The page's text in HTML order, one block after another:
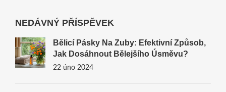
NEDÁVNÝ PŘÍSPĚVEK
Bělicí Pásky Na Zuby: Efektivní Způsob,
Jak Dosáhnout Bělejšího Úsměvu?
22 úno 2024